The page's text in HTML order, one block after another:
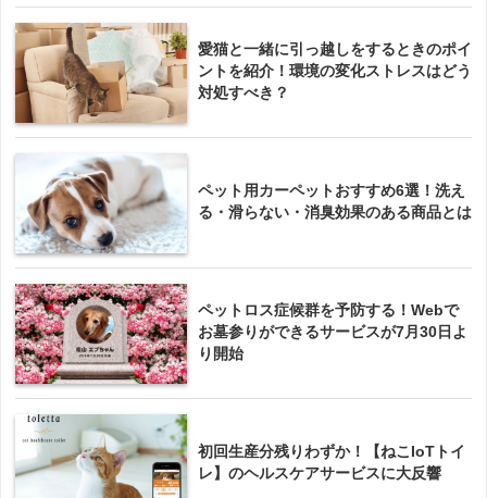
愛猫と一緒に引っ越しをするときのポイ
ントを紹介！環境の変化ストレスはどう
対処すべき？
ペット用カーペットおすすめ6選！洗え
る・滑らない・消臭効果のある商品とは
ペットロス症候群を予防する！Webで
お墓参りができるサービスが7月30日よ
り開始
初回生産分残りわずか！【ねこIoTトイ
レ】のヘルスケアサービスに大反響